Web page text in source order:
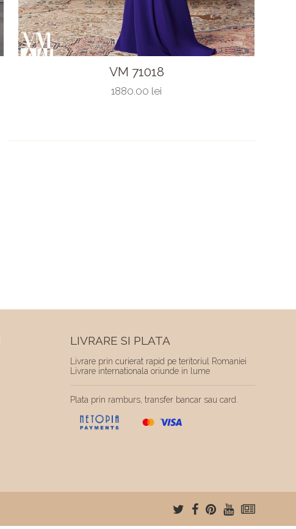
VM 71018
1880.00 lei
LIVRARE SI PLATA
Livrare prin curierat rapid pe teritoriul Romaniei
Livrare internationala oriunde in lume
Plata prin ramburs, transfer bancar sau card.